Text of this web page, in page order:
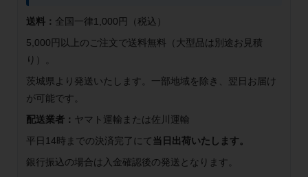
送料： 全国一律1,000円（税込）
5,000円以上のご注文で送料無料（大型品は別途お見積
り）。
茨城県より発送いたします。一部地域を除き、翌日お届け
が可能です。
配送業者： ヤマト運輸または佐川運輸
平日14時までの決済完了にて当日出荷いたします。
銀行振込の場合は入金確認後の発送となります。